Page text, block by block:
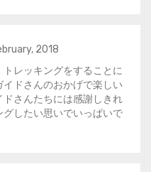
2018
レッキングをすることに
ドさんのおかげで楽しい
ドさんたちには感謝しきれ
したい思いでいっぱいで